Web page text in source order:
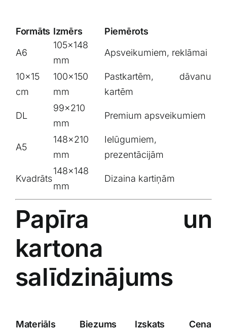
Formāts Izmērs
Piemērots
A6
105×148
mm
Apsveikumiem, reklāmai
10×15
cm
100×150
mm
Pastkartēm, dāvanu
kartēm
DL
99×210
mm
Premium apsveikumiem
A5
148×210
mm
Ielūgumiem,
prezentācijām
Kvadrāts
148×148
mm
Dizaina kartiņām
Papīra un
kartona
salīdzinājums
Materiāls Biezums Izskats
Cena